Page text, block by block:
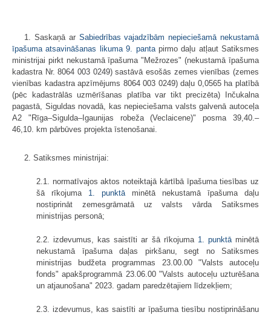
1. Saskaņā ar Sabiedrības vajadzībām nepieciešamā nekustamā
īpašuma atsavināšanas likuma 9. pantapirmo daļu atļaut Satiksmes
ministrijai pirkt nekustamā īpašuma "Mežrozes" (nekustamā īpašuma
kadastra Nr. 8064 003 0249) sastāvā esošās zemes vienības (zemes
vienības kadastra apzīmējums 8064 003 0249) daļu 0,0565 ha platībā
(pēc kadastrālās uzmērīšanas platība var tikt precizēta) Inčukalna
pagastā, Siguldas novadā, kas nepieciešama valsts galvenā autoceļa
A2 "Rīga–Sigulda–Igaunijas robeža (Veclaicene)" posma 39,40.–
46,10. km pārbūves projekta īstenošanai.
2. Satiksmes ministrijai:
2.1. normatīvajos aktos noteiktajā kārtībā īpašuma tiesības uz
šā rīkojuma 1. punktā minētā nekustamā īpašuma daļu
nostiprināt zemesgrāmatā uz valsts vārda Satiksmes
ministrijas personā;
2.2. izdevumus, kas saistīti ar šā rīkojuma 1. punktāminētā
nekustamā īpašuma daļas pirkšanu, segt no Satiksmes
ministrijas budžeta programmas 23.00.00 "Valsts autoceļu
fonds" apakšprogrammā 23.06.00 "Valsts autoceļu uzturēšana
un atjaunošana" 2023. gadam paredzētajiem līdzekļiem;
2.3. izdevumus, kas saistīti ar īpašuma tiesību nostiprināšanu